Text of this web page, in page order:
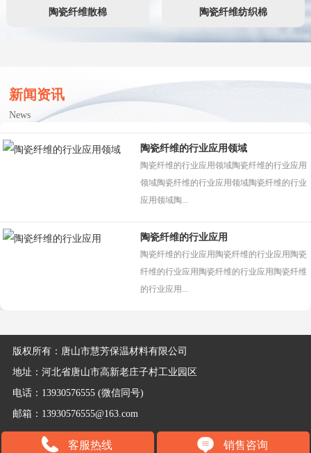
陶瓷纤维散棉 陶瓷纤维纺织棉
新闻资讯
News
陶瓷纤维的行业应用领域
陶瓷纤维的行业应用领域陶瓷纤维的行业应用
领域陶瓷纤维的行业应用领域陶瓷纤维的行业
应用领域陶...
陶瓷纤维的行业应用
陶瓷纤维的行业应用陶瓷纤维的行业应用陶瓷
纤维的行业应用陶瓷纤维的行业应用陶瓷纤维
的行业应用...
版权所有：唐山市慧芳保温材料有限公司
地址：河北省唐山市高新老庄子村工业园区
电话：13930576555 (微信同号)
邮箱：13930576555@163.com
客服热线 销售咨询